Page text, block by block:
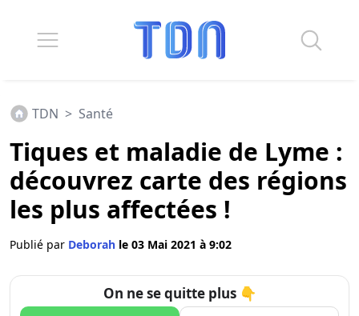
TDN > Santé
Tiques et maladie de Lyme :
découvrez carte des régions
les plus affectées !
Publié par Deborah le 03 Mai 2021 à 9:02
On ne se quitte plus 👇